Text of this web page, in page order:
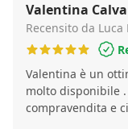
Recensito da
Valentina è un
molto disponibile
compravendita e